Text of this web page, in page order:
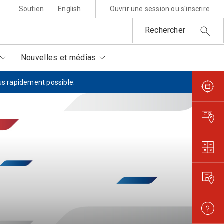
Soutien English Ouvrir une session ou s'inscrire
Rechercher
environnementale
au père Noël
autorisés
Nouvelles et médias
rapidement possible.